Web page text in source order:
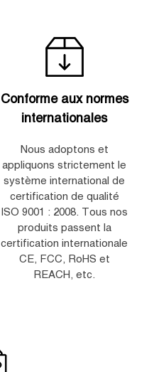
Conforme aux normes
internationales
Nous adoptons et
appliquons strictement le
système international de
certification de qualité
ISO 9001 : 2008. Tous nos
produits passent la
certification internationale
CE, FCC, RoHS et
REACH, etc.